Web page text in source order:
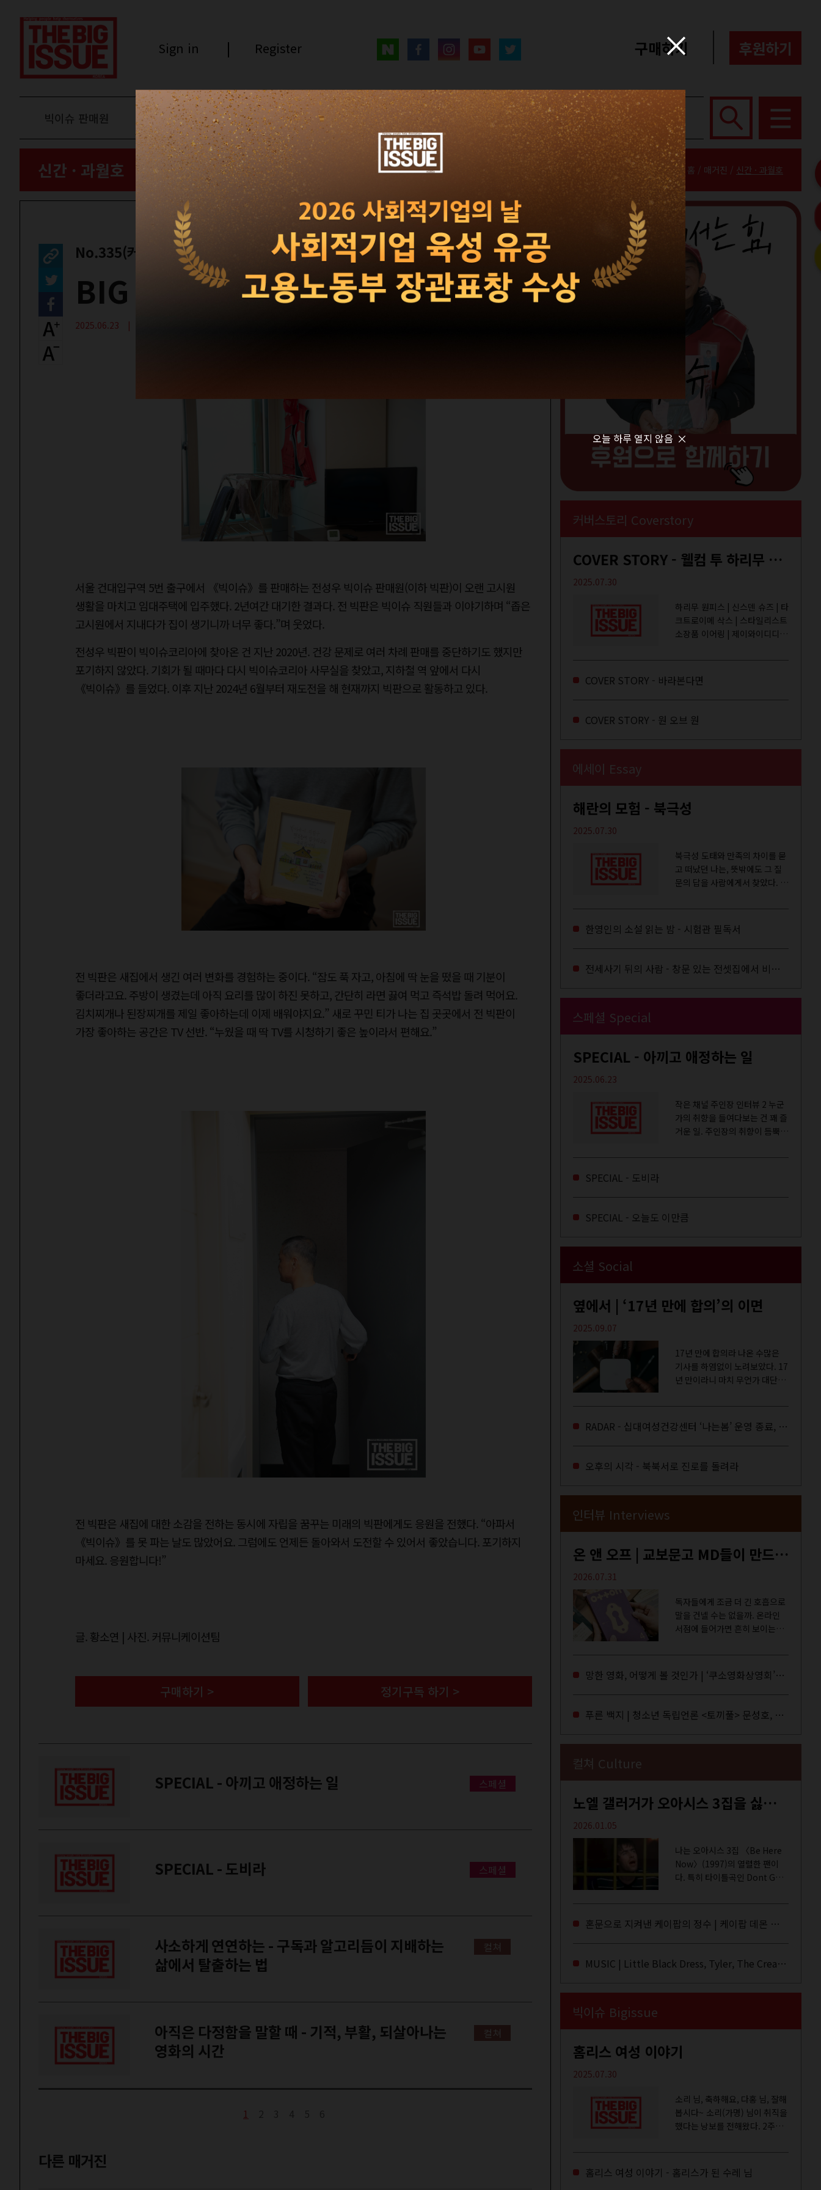
Sign in Register 구매하기 후원하기
빅이슈 판매원 후원하기 매거진 광고 · 제휴 빅이슈 서포터즈 About
신간 · 과월호 홈 / 매거진 / 신간 · 과월호
No.335(커버 B) 빅판의 이모저모
BIG ISSUE - 빅판의 새집 맞이
2025.06.23 | 건대입구역 판매원 이야기
서울 건대입구역 5번 출구에서 《빅이슈》를 판매하는 전성우 빅이슈 판매원(이하 빅판)이 오랜 고시원
생활을 마치고 임대주택에 입주했다. 2년여간 대기한 결과다. 전 빅판은 빅이슈 직원들과 이야기하며 “좁은
고시원에서 지내다가 집이 생기니까 너무 좋다.”며 웃었다.
전성우 빅판이 빅이슈코리아에 찾아온 건 지난 2020년. 건강 문제로 여러 차례 판매를 중단하기도 했지만
포기하지 않았다. 기회가 될 때마다 다시 빅이슈코리아 사무실을 찾았고, 지하철 역 앞에서 다시
《빅이슈》를 들었다. 이후 지난 2024년 6월부터 재도전을 해 현재까지 빅판으로 활동하고 있다.
전 빅판은 새집에서 생긴 여러 변화를 경험하는 중이다. “잠도 푹 자고, 아침에 딱 눈을 떴을 때 기분이
좋더라고요. 주방이 생겼는데 아직 요리를 많이 하진 못하고, 간단히 라면 끓여 먹고 즉석밥 돌려 먹어요.
김치찌개나 된장찌개를 제일 좋아하는데 이제 배워야지요.” 새로 꾸민 티가 나는 집 곳곳에서 전 빅판이
가장 좋아하는 공간은 TV 선반. “누웠을 때 딱 TV를 시청하기 좋은 높이라서 편해요.”
전 빅판은 새집에 대한 소감을 전하는 동시에 자립을 꿈꾸는 미래의 빅판에게도 응원을 전했다. “아파서
《빅이슈》를 못 파는 날도 많았어요. 그럼에도 언제든 돌아와서 도전할 수 있어서 좋았습니다. 포기하지
마세요. 응원합니다!”
글. 황소연 | 사진. 커뮤니케이션팀
구매하기 > 정기구독 하기 >
SPECIAL - 아끼고 애정하는 일 스페셜
SPECIAL - 도비라 스페셜
사소하게 연연하는 - 구독과 알고리듬이 지배하는
삶에서 탈출하는 법
컬쳐
아직은 다정함을 말할 때 - 기적, 부활, 되살아나는
영화의 시간
컬쳐
1
다른 매거진
커버스토리 Coverstory
COVER STORY - 웰컴 투 하리무 월드
2025.07.30
하리무 원피스 | 신스덴 슈즈 | 타
크트로이메 삭스 | 스타일리스트
소장품 이어링 | 제이와이디디엠
주와...
COVER STORY - 바라본다면
COVER STORY - 원 오브 원
에세이 Essay
해란의 모험 - 북극성
2025.07.30
북극성 도태와 만족의 차이를 묻
고 떠났던 나는, 뜻밖에도 그 질
문의 답을 사람에게서 찾았다. 내
한영인의 소설 읽는 밤 - 시험관 필독서
전세사기 뒤의 사람 - 창문 있는 전셋집에서 비로소 겨울 이불을 샀다
스페셜 Special
SPECIAL - 아끼고 애정하는 일
2025.06.23
작은 채널 주인장 인터뷰 2 누군
가의 취향을 들여다보는 건 꽤 즐
거운 일. 주인장의 취향이 듬뿍
SPECIAL - 도비라
SPECIAL - 오늘도 이만큼
소셜 Social
옆에서 | ‘17년 만에 합의’의 이면
2025.09.07
17년 만에 합의라 나온 수많은
기사를 하염없이 노려보았다. 17
년 만이라니 마치 무언가 대단한
결정하는 심의기구인 최저임금
위원회에 대한 소식을 전하는 기
RADAR - 십대여성건강센터 ‘나는봄’ 운영 종료, 약자로부터 멀어지는 도시
오후의 시각 - 북북서로 진로를 돌려라
인터뷰 Interviews
온 앤 오프 | 교보문고 MD들이 만드는 종이 잡지 <어떤>
2026.07.31
독자들에게 조금 더 긴 호흡으로
말을 건넬 수는 없을까. 온라인
서점에 들어가면 흔히 보이는
고 MD들의 고민 끝에 세상 밖으
로 나온 종이 잡지 어떤(otton).
망한 영화, 어떻게 볼 것인가 | ‘쿠소영화상영회’와 ‘가자미’의 이야기
푸른 백지 | 청소년 독립언론 <토끼풀> 문성호, 서부건
컬쳐 Culture
노엘 갤러거가 오아시스 3집을 싫어하는 이유 | DEFINITELY MAYBE, AGAIN
2026.01.05
나는 오아시스 3집 〈Be Here
Now〉(1997)의 열렬한 팬이
다. 특히 타이틀곡인 Dont Go
라이브·데모·부틀렉을 합쳐 3만
번 이상은 듣지 않았나 싶다. 이
혼문으로 지켜낸 케이팝의 정수 | 케이팝 데몬 헌터스
MUSIC | Little Black Dress, Tyler, The Creator, Essie Jain
빅이슈 Bigissue
홈리스 여성 이야기
2025.07.30
소리 님, 축하해요, 다홍 님, 잘해
봅시다~ 소리(가명) 님이 취직을
했다는 낭보를 전해왔다. 2주일
하고, 저 오늘이 마지막이에요,
이렇게 인사를 하고 가셨던...
홈리스 여성 이야기 - 홈리스가 된 수레 님
오늘 하루 열지 않음